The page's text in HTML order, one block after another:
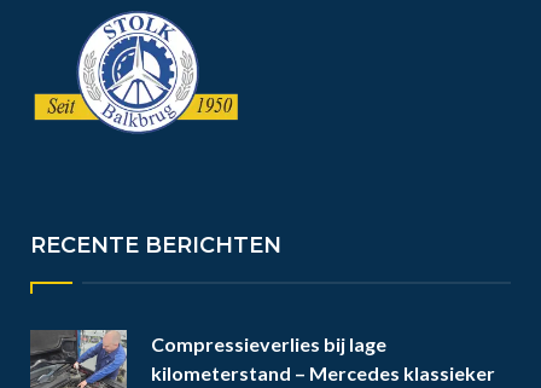
RECENTE BERICHTEN
Compressieverlies bij lage
kilometerstand – Mercedes klassieker